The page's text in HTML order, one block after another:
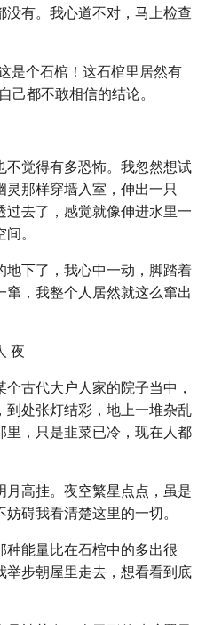
没有。我心道不对，马上检查
是个石棺！这石棺里居然有
己都不敢相信的结论。
不觉得有多恐怖。我忽然想试
那样穿墙入室，伸出一只
去了，感觉就像伸进水里一
。
地下了，我心中一动，脚踏着
，我整个人居然就这么窜出
夜
古代大户人家的院子当中，
到处张灯结彩，地上一堆杂乱
里，只是韭菜已冷，现在人都
高挂。夜空繁星点点，虽是
碍我看清楚这里的一切。
能量比在石棺中的多出很
举步朝屋里走去，想看看到底